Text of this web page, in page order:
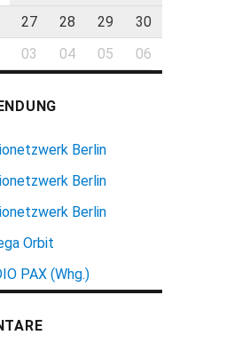
27 28 29
30
03 04 05 06
Berlin
Berlin
Berlin
Orbit
PAX (Whg.)